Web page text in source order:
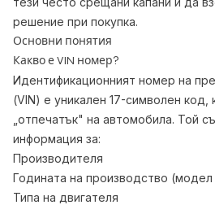
решение при покупка.
Основни понятия
Какво е VIN номер?
Идентификационният номер на
(VIN) е уникален 17-символен код,
„отпечатък" на автомобила. Той
информация за:
Производителя
Годината на производство (модел
Типа на двигателя